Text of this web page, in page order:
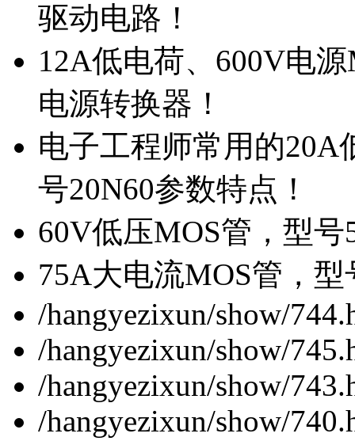
驱动电路！
12A低电荷、600V电
电源转换器！
电子工程师常用的20A
号20N60参数特点！
60V低压MOS管，型
75A大电流MOS管，
/hangyezixun/show/
/hangyezixun/show/
/hangyezixun/show/
/hangyezixun/show/